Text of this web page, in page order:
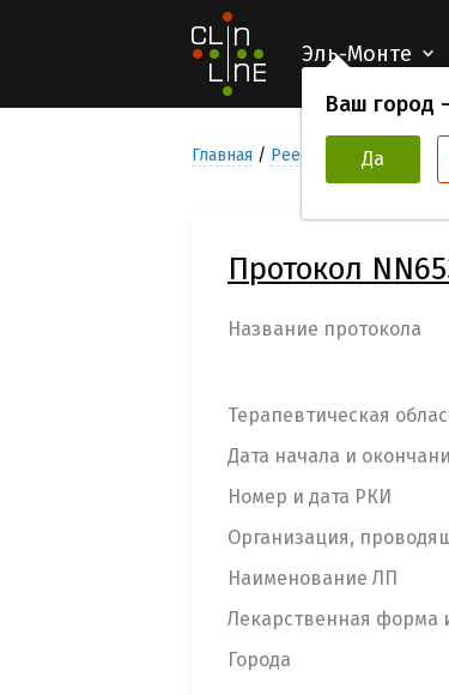
Эль-Монте
Ваш город
Да
Главная Реестр Клинических
Протокол
Название протокола
Терапевтическая
Дата начала и
Номер и дата РКИ
Организация,
Наименование ЛП
Лекарственная форма
Города